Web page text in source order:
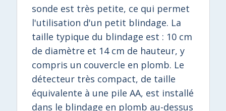
sonde est très petite, ce qui permet
l'utilisation d'un petit blindage. La
taille typique du blindage est : 10 cm
de diamètre et 14 cm de hauteur, y
compris un couvercle en plomb. Le
détecteur très compact, de taille
équivalente à une pile AA, est installé
dans le blindage en plomb au-dessus